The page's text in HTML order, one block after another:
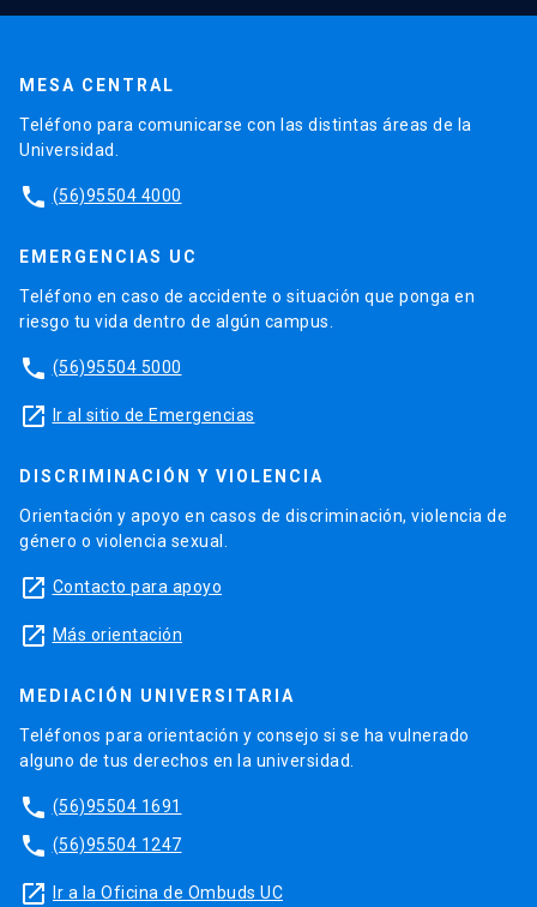
MESA CENTRAL
Teléfono para comunicarse con las distintas áreas de la
Universidad.
phone (56)95504 4000
EMERGENCIAS UC
Teléfono en caso de accidente o situación que ponga en
riesgo tu vida dentro de algún campus.
phone (56)95504 5000
launch Ir al sitio de Emergencias
DISCRIMINACIÓN Y VIOLENCIA
Orientación y apoyo en casos de discriminación, violencia de
género o violencia sexual.
launch Contacto para apoyo
launch Más orientación
MEDIACIÓN UNIVERSITARIA
Teléfonos para orientación y consejo si se ha vulnerado
alguno de tus derechos en la universidad.
phone (56)95504 1691
phone (56)95504 1247
launch Ir a la Oficina de Ombuds UC